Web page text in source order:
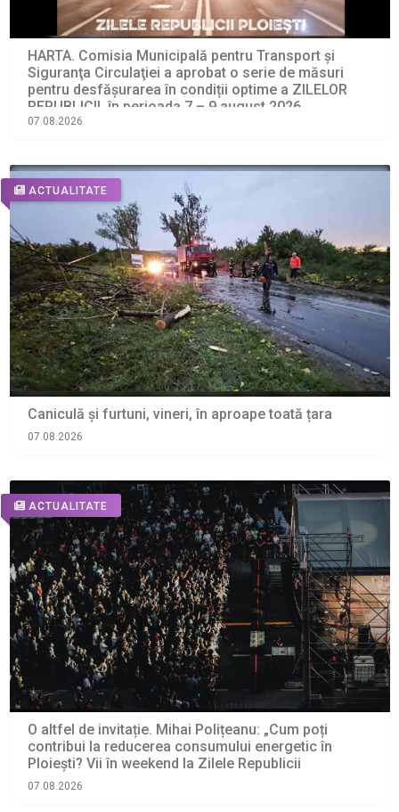
HARTA. Comisia Municipală pentru Transport şi
Siguranţa Circulaţiei a aprobat o serie de măsuri
pentru desfășurarea în condiții optime a ZILELOR
REPUBLICII, în perioada 7 – 9 august 2026
07.08.2026
ACTUALITATE
Caniculă și furtuni, vineri, în aproape toată țara
07.08.2026
ACTUALITATE
O altfel de invitație. Mihai Polițeanu: „Cum poți
contribui la reducerea consumului energetic în
Ploiești? Vii în weekend la Zilele Republicii
07.08.2026